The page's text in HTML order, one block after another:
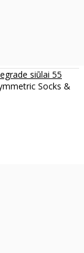
siūlai 55
Socks &